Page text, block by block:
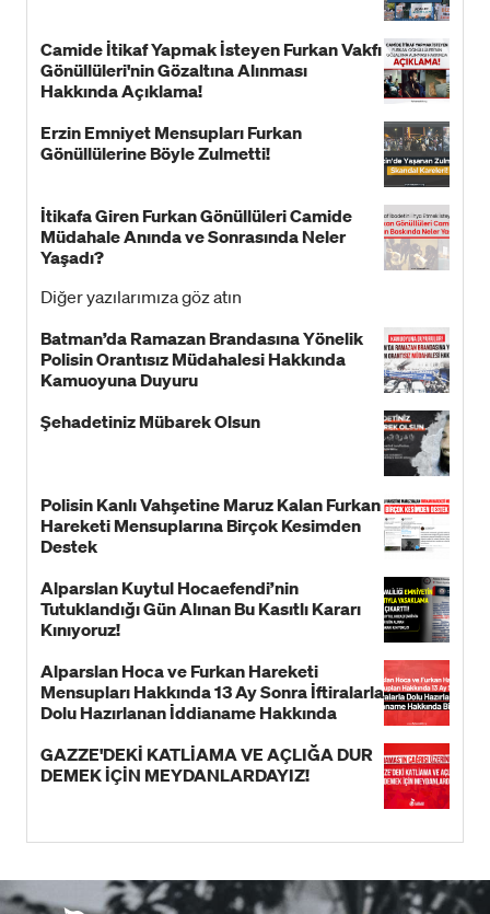
Camide İtikaf Yapmak İsteyen Furkan Vakfı
Gönüllüleri'nin Gözaltına Alınması
Hakkında Açıklama!
Erzin Emniyet Mensupları Furkan
Gönüllülerine Böyle Zulmetti!
İtikafa Giren Furkan Gönüllüleri Camide
Müdahale Anında ve Sonrasında Neler
Yaşadı?
Diğer yazılarımıza göz atın
Batman’da Ramazan Brandasına Yönelik
Polisin Orantısız Müdahalesi Hakkında
Kamuoyuna Duyuru
Şehadetiniz Mübarek Olsun
Polisin Kanlı Vahşetine Maruz Kalan Furkan
Hareketi Mensuplarına Birçok Kesimden
Destek
Alparslan Kuytul Hocaefendi’nin
Tutuklandığı Gün Alınan Bu Kasıtlı Kararı
Kınıyoruz!
Alparslan Hoca ve Furkan Hareketi
Mensupları Hakkında 13 Ay Sonra İftiralarla
Dolu Hazırlanan İddianame Hakkında
GAZZE'DEKİ KATLİAMA VE AÇLIĞA DUR
DEMEK İÇİN MEYDANLARDAYIZ!